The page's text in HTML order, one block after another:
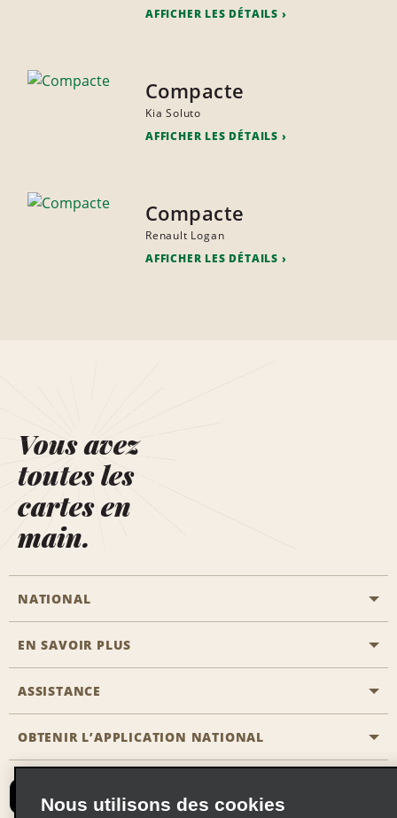
AFFICHER LES DÉTAILS
Compacte
Kia Soluto
AFFICHER LES DÉTAILS
Compacte
Renault Logan
AFFICHER LES DÉTAILS
Vous avez
toutes les
cartes en
main.
NATIONAL
Passer une réservation
Solutions pour les professionnels
EN SAVOIR PLUS
Carrière
ASSISTANCE
Accessibilité
Recevoir des offres par email
OBTENIR L’APPLICATION NATIONAL
Nous utilisons des cookies